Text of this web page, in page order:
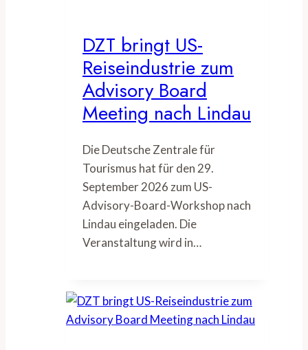
DZT bringt US-
Reiseindustrie zum
Advisory Board
Meeting nach Lindau
Die Deutsche Zentrale für
Tourismus hat für den 29.
September 2026 zum US-
Advisory-Board-Workshop nach
Lindau eingeladen. Die
Veranstaltung wird in…